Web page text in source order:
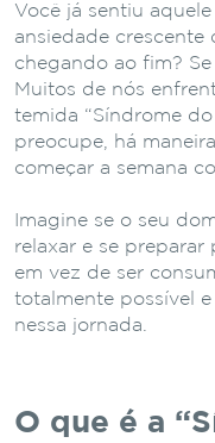
Você já sentiu
ansiedade
chegando ao fim?
Muitos de nós
temida “Síndrome
preocupe, há
começar a semana
Imagine se o seu
relaxar e se preparar
em vez de ser
totalmente possível
nessa jornada.
O que é a